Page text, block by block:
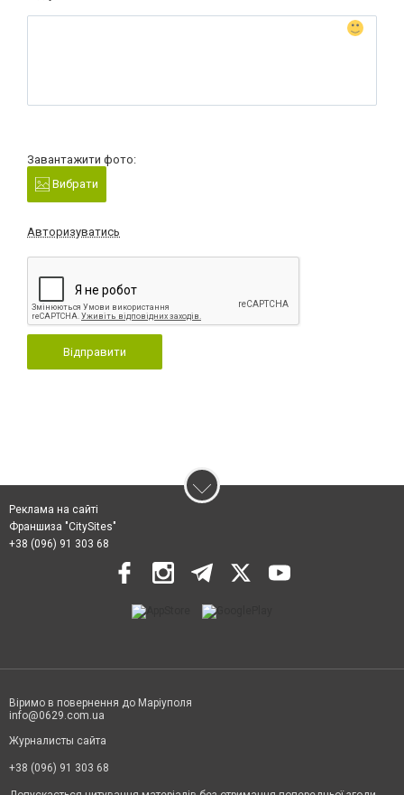
Завантажити фото:
Вибрати
Авторизуватись
Відправити
Реклама на сайті
Франшиза "CitySites"
+38 (096) 91 303 68
Віримо в повернення до Маріуполя
info@0629.com.ua
Журналисты сайта
+38 (096) 91 303 68